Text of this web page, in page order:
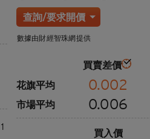
1
查詢/要求開價
數據由財經智珠網提供
買賣差價
花旗平均
0.002
市場平均 0.006
買入價